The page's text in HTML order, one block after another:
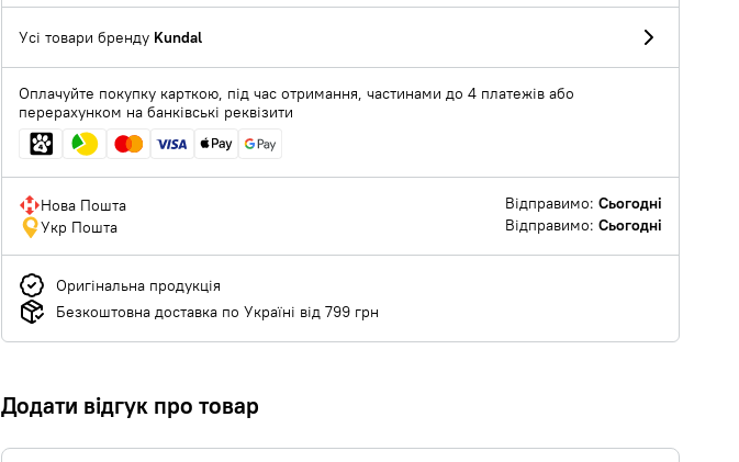
Усі товари бренду Kundal
Оплачуйте покупку карткою, під час отримання, частинами до 4 платежів або
перерахунком на банківські реквізити
Нова Пошта Відправимо: Сьогодні
Укр Пошта
Відправимо: Сьогодні
Оригінальна продукція
Безкоштовна доставка по Україні від 799 грн
Додати відгук про товар